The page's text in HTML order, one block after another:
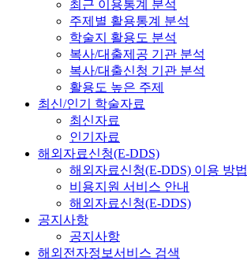
최근 이용통계 분석
주제별 활용통계 분석
학술지 활용도 분석
복사/대출제공 기관 분석
복사/대출신청 기관 분석
활용도 높은 주제
최신/인기 학술자료
최신자료
인기자료
해외자료신청(E-DDS)
해외자료신청(E-DDS) 이용 방법
비용지원 서비스 안내
해외자료신청(E-DDS)
공지사항
공지사항
해외전자정보서비스 검색